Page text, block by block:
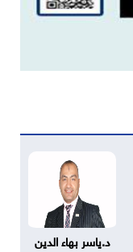
د.ياسر بهاء الدين